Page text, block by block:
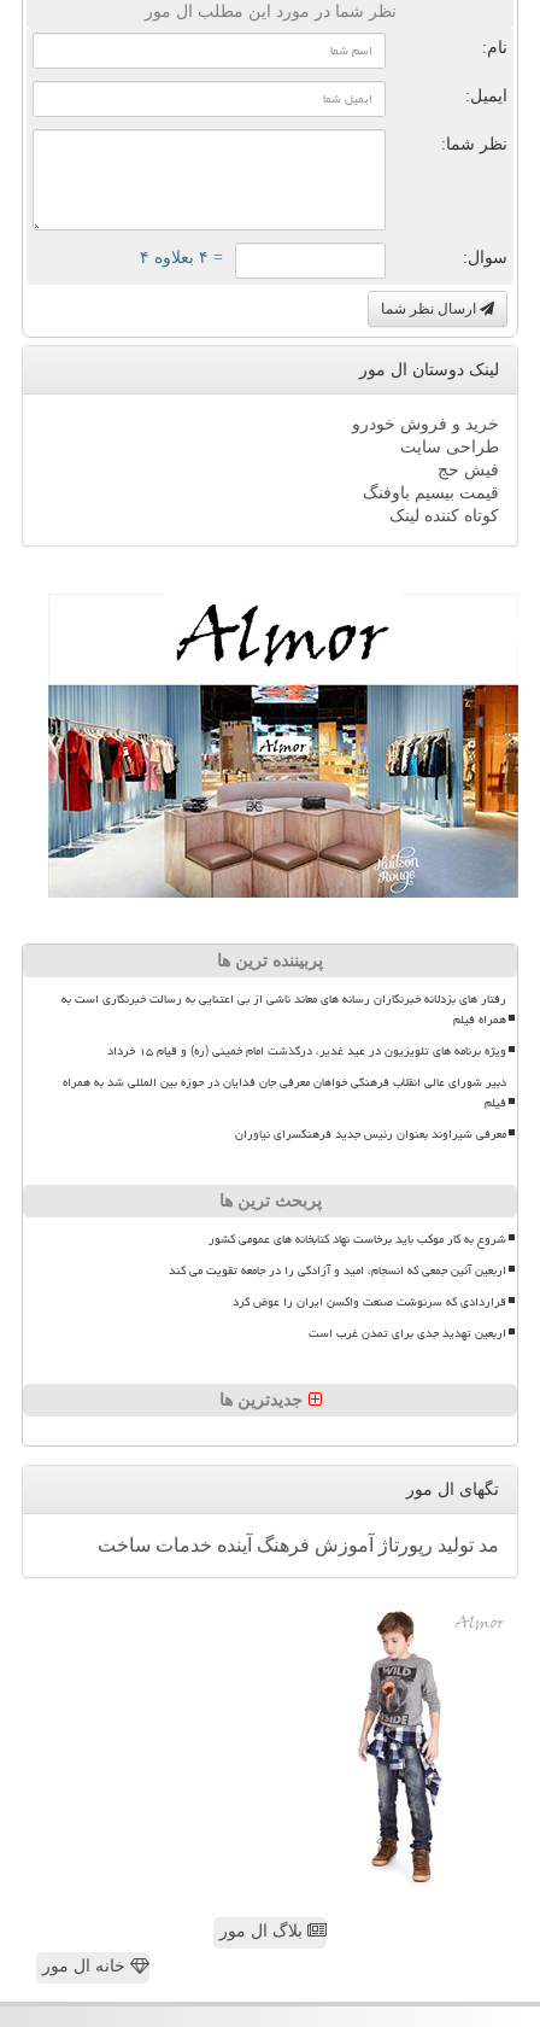
نظر شما در مورد این مطلب ال مور
نام:
ایمیل:
نظر شما:
سوال: = ۴ بعلاوه ۴
ارسال نظر شما
لینک دوستان ال مور
خرید و فروش خودرو
طراحی سایت
فیش حج
قیمت بیسیم باوفنگ
کوتاه کننده لینک
پربیننده ترین ها
رفتار های بزدلانه خبرنگاران رسانه های معاند ناشی از بی اعتنایی به رسالت خبرنگاری است به
همراه فیلم
ویژه برنامه های تلویزیون در عید غدیر، درگذشت امام خمینی (ره) و قیام ۱۵ خرداد
دبیر شورای عالی انقلاب فرهنگی خواهان معرفی جان فدایان در حوزه بین المللی شد به همراه
فیلم
معرفی شیراوند بعنوان رئیس جدید فرهنگسرای نیاوران
پربحث ترین ها
شروع به کار موکب باید برخاست نهاد کتابخانه های عمومی کشور
اربعین آئین جمعی که انسجام، امید و آزادگی را در جامعه تقویت می کند
قراردادی که سرنوشت صنعت واکسن ایران را عوض کرد
اربعین تهدید جدی برای تمدن غرب است
جدیدترین ها
تگهای ال مور
مد تولید رپورتاژ آموزش فرهنگ آینده خدمات ساخت
بلاگ ال مور
خانه ال مور